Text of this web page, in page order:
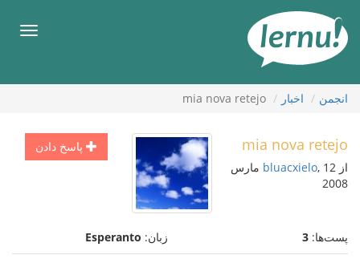
محتوا
انجمن اخبار mia nova retejo
پاسخ دادن mia nova retejo
از bluacxielo , 12 مارس
2008
پست‌ها: 3 زبان: Esperanto